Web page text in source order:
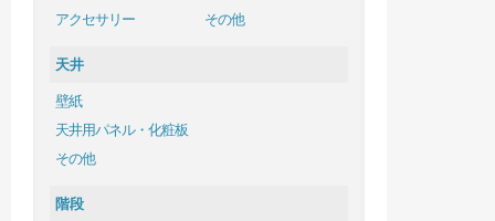
アクセサリー
その他
天井
壁紙
天井用パネル・化粧板
その他
階段